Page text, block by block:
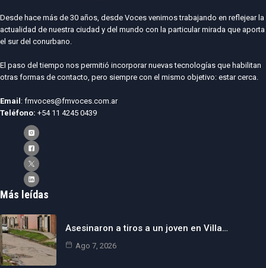
Desde hace más de 30 años, desde Voces venimos trabajando en reflejear la
actualidad de nuestra ciudad y del mundo con la particular mirada que aporta
el sur del conurbano.
El paso del tiempo nos permitió incorporar nuevas tecnologías que habilitan
otras formas de contacto, pero siempre con el mismo objetivo: estar cerca.
Email : fmvoces@fmvoces.com.ar
Teléfono: +54 11 4245 0439
Más leídas
Asesinaron a tiros a un joven en Villa…
Ago 7, 2026